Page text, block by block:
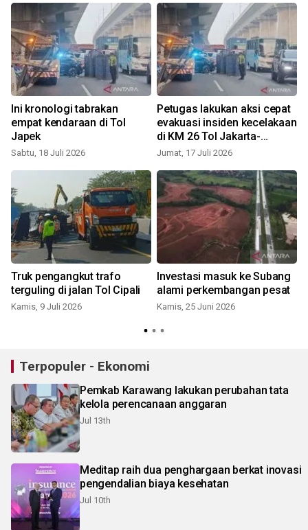
Ini kronologi tabrakan
empat kendaraan di Tol
Japek
Sabtu, 18 Juli 2026
Petugas lakukan aksi cepat
evakuasi insiden kecelakaan
di KM 26 Tol Jakarta-
Cikampek
Jumat, 17 Juli 2026
Truk pengangkut trafo
terguling di jalan Tol Cipali
Kamis, 9 Juli 2026
Investasi masuk ke Subang
alami perkembangan pesat
Kamis, 25 Juni 2026
Terpopuler - Ekonomi
Pemkab Karawang lakukan perubahan tata
kelola perencanaan anggaran
Jul 13th
Meditap raih dua penghargaan berkat inovasi
pengendalian biaya kesehatan
Jul 10th